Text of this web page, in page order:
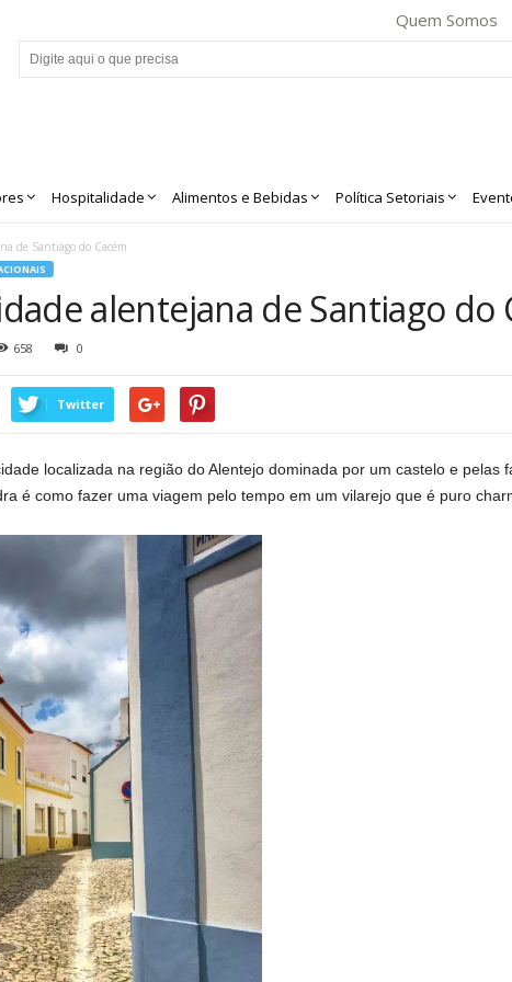
Quem Somos
Hospitalidade Alimentos e Bebidas Política Setoriais
de Santiago do Cacém
alentejana de Santiago do
658 0
Twitter
localizada na região do Alentejo dominada por um castelo e pelas
é como fazer uma viagem pelo tempo em um vilarejo que é puro